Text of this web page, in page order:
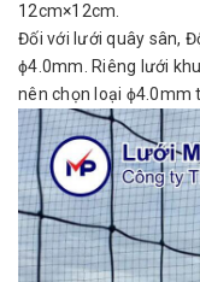
12cm×12cm.
Đối với lưới quây sân,
ϕ4.0mm. Riêng lưới
nên chọn loại ϕ4.0mm